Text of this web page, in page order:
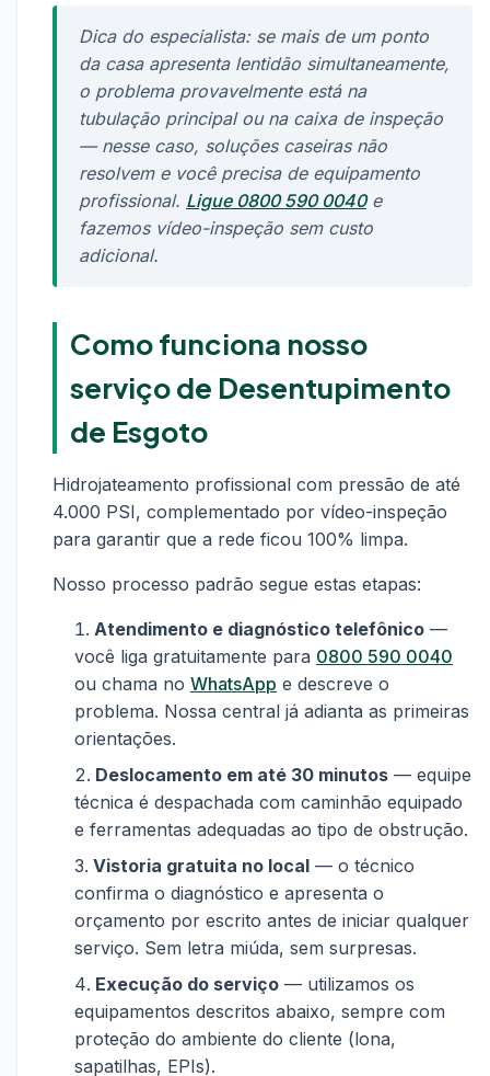
Dica do especialista: se mais de um ponto
da casa apresenta lentidão simultaneamente,
o problema provavelmente está na
tubulação principal ou na caixa de inspeção
— nesse caso, soluções caseiras não
resolvem e você precisa de equipamento
profissional. Ligue 0800 590 0040e
fazemos vídeo-inspeção sem custo
adicional.
Como funciona nosso
serviço de Desentupimento
de Esgoto
Hidrojateamento profissional com pressão de até
4.000 PSI, complementado por vídeo-inspeção
para garantir que a rede ficou 100% limpa.
Nosso processo padrão segue estas etapas:
Atendimento e diagnóstico telefônico —
você liga gratuitamente para 0800 590 0040
ou chama no WhatsApp e descreve o
problema. Nossa central já adianta as primeiras
orientações.
Deslocamento em até 30 minutos — equipe
técnica é despachada com caminhão equipado
e ferramentas adequadas ao tipo de obstrução.
Vistoria gratuita no local — o técnico
confirma o diagnóstico e apresenta o
orçamento por escrito antes de iniciar qualquer
serviço. Sem letra miúda, sem surpresas.
Execução do serviço — utilizamos os
equipamentos descritos abaixo, sempre com
proteção do ambiente do cliente (lona,
sapatilhas, EPIs).